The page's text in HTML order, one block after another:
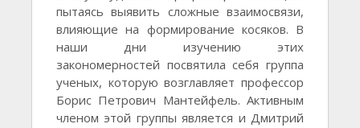
пытаясь выявить сложные взаимосвязи,
влияющие на формирование косяков. В
наши дни изучению этих
закономерностей посвятила себя группа
ученых, которую возглавляет профессор
Борис Петрович Мантейфель. Активным
членом этой группы является и Дмитрий